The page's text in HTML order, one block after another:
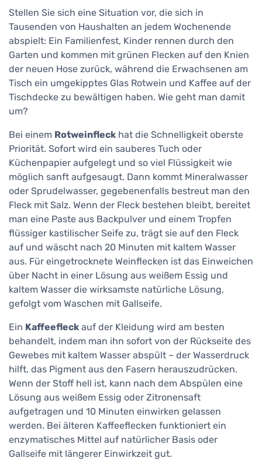
Stellen Sie sich eine Situation vor, die sich in
Tausenden von Haushalten an jedem Wochenende
abspielt: Ein Familienfest, Kinder rennen durch den
Garten und kommen mit grünen Flecken auf den Knien
der neuen Hose zurück, während die Erwachsenen am
Tisch ein umgekipptes Glas Rotwein und Kaffee auf der
Tischdecke zu bewältigen haben. Wie geht man damit
um?
Bei einem Rotweinfleck hat die Schnelligkeit oberste
Priorität. Sofort wird ein sauberes Tuch oder
Küchenpapier aufgelegt und so viel Flüssigkeit wie
möglich sanft aufgesaugt. Dann kommt Mineralwasser
oder Sprudelwasser, gegebenenfalls bestreut man den
Fleck mit Salz. Wenn der Fleck bestehen bleibt, bereitet
man eine Paste aus Backpulver und einem Tropfen
flüssiger kastilischer Seife zu, trägt sie auf den Fleck
auf und wäscht nach 20 Minuten mit kaltem Wasser
aus. Für eingetrocknete Weinflecken ist das Einweichen
über Nacht in einer Lösung aus weißem Essig und
kaltem Wasser die wirksamste natürliche Lösung,
gefolgt vom Waschen mit Gallseife.
Ein Kaffeefleck auf der Kleidung wird am besten
behandelt, indem man ihn sofort von der Rückseite des
Gewebes mit kaltem Wasser abspült – der Wasserdruck
hilft, das Pigment aus den Fasern herauszudrücken.
Wenn der Stoff hell ist, kann nach dem Abspülen eine
Lösung aus weißem Essig oder Zitronensaft
aufgetragen und 10 Minuten einwirken gelassen
werden. Bei älteren Kaffeeflecken funktioniert ein
enzymatisches Mittel auf natürlicher Basis oder
Gallseife mit längerer Einwirkzeit gut.